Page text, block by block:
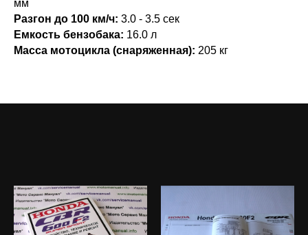
мм
Разгон до 100 км/ч: 3.0 - 3.5 сек
Емкость бензобака: 16.0 л
Масса мотоцикла (снаряженная): 205 кг